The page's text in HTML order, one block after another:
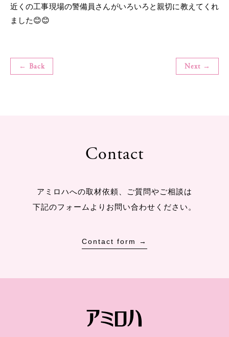
近くの工事現場の警備員さんがいろいろと親切に教えてくれ
ました😊😊
← Back Next →
Contact
アミロハへの取材依頼、ご質問やご相談は
下記のフォームよりお問い合わせください。
Contact form →